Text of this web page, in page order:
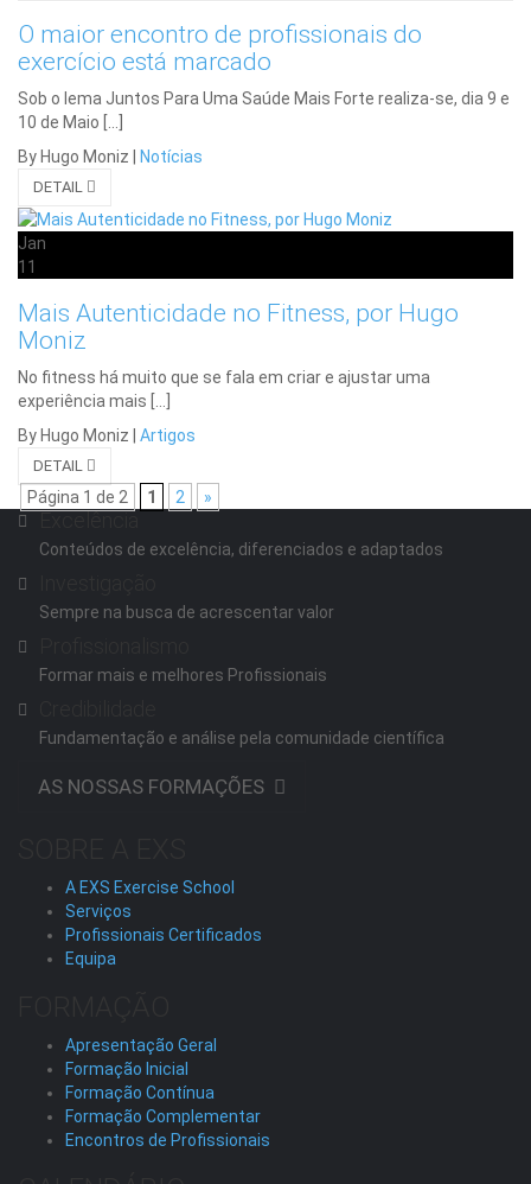
O maior encontro de profissionais do
exercício está marcado
Sob o lema Juntos Para Uma Saúde Mais Forte realiza-se, dia 9 e
10 de Maio […]
By Hugo Moniz
Notícias
DETAIL
Jan
11
Mais Autenticidade no Fitness, por Hugo
Moniz
No fitness há muito que se fala em criar e ajustar uma
experiência mais […]
By Hugo Moniz
Artigos
DETAIL
Página 1 de 2 1 2 »
Conteúdos de excelência, diferenciados e adaptados
Sempre na busca de acrescentar valor
Formar mais e melhores Profissionais
Fundamentação e análise pela comunidade científica
AS NOSSAS FORMAÇÕES
A EXS Exercise School
Serviços
Profissionais Certificados
Equipa
Apresentação Geral
Formação Inicial
Formação Contínua
Formação Complementar
Encontros de Profissionais